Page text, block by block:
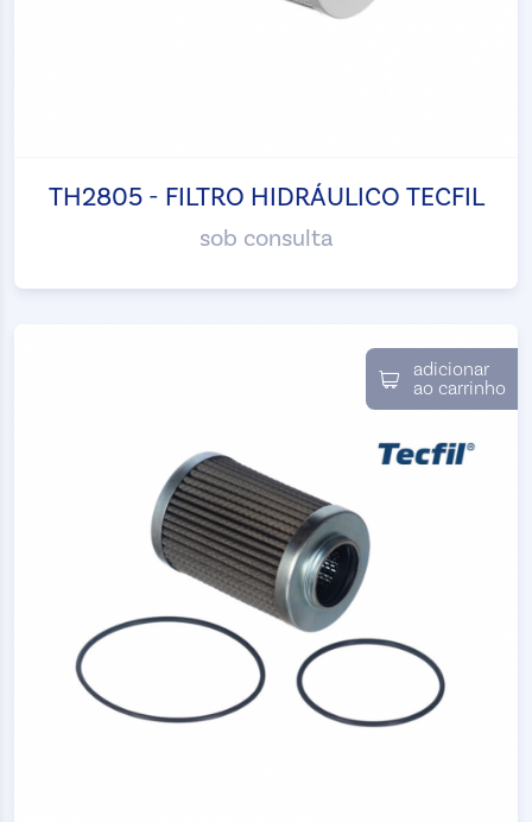
TH2805 - FILTRO HIDRÁULICO TECFIL
sob consulta
adicionar
ao carrinho